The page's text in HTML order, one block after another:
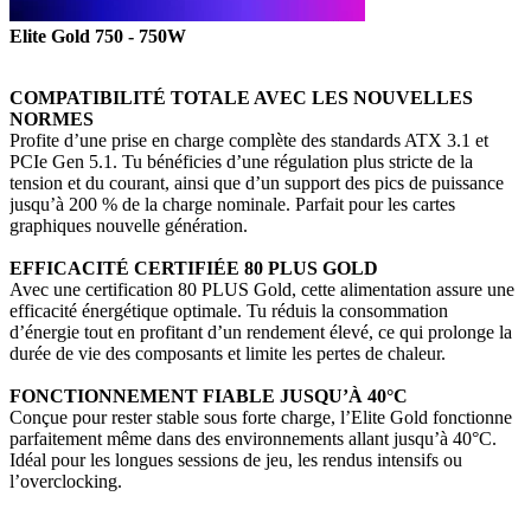
Elite Gold 750 - 750W
COMPATIBILITÉ TOTALE AVEC LES NOUVELLES
NORMES
Profite d’une prise en charge complète des standards ATX 3.1 et
PCIe Gen 5.1. Tu bénéficies d’une régulation plus stricte de la
tension et du courant, ainsi que d’un support des pics de puissance
jusqu’à 200 % de la charge nominale. Parfait pour les cartes
graphiques nouvelle génération.
EFFICACITÉ CERTIFIÉE 80 PLUS GOLD
Avec une certification 80 PLUS Gold, cette alimentation assure une
efficacité énergétique optimale. Tu réduis la consommation
d’énergie tout en profitant d’un rendement élevé, ce qui prolonge la
durée de vie des composants et limite les pertes de chaleur.
FONCTIONNEMENT FIABLE JUSQU’À 40°C
Conçue pour rester stable sous forte charge, l’Elite Gold fonctionne
parfaitement même dans des environnements allant jusqu’à 40°C.
Idéal pour les longues sessions de jeu, les rendus intensifs ou
l’overclocking.